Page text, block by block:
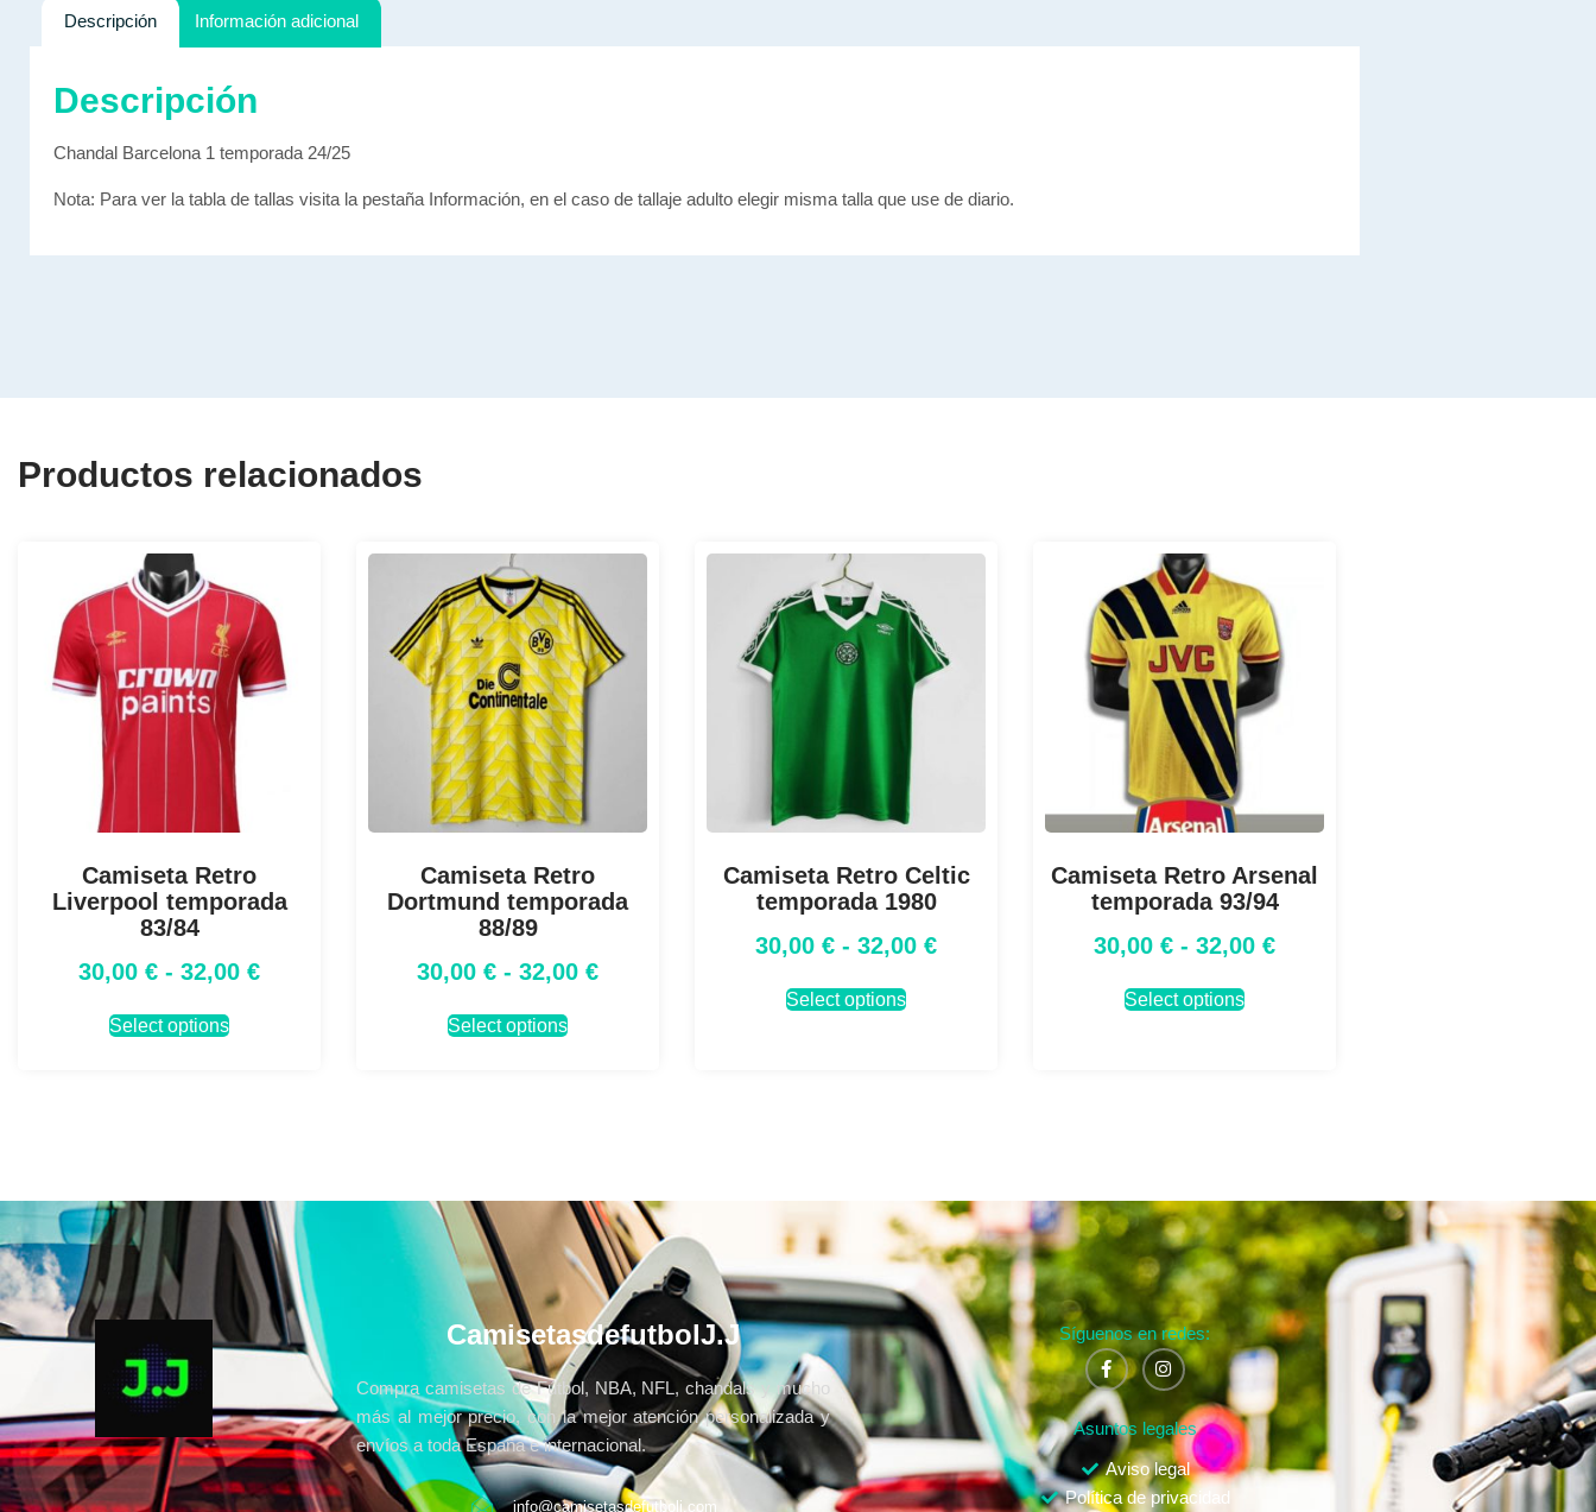
Descripción Información adicional
Descripción
Chandal Barcelona 1 temporada 24/25
Nota: Para ver la tabla de tallas visita la pestaña Información, en el caso de tallaje adulto elegir misma talla que use de diario.
Productos relacionados
Camiseta Retro
Liverpool temporada
83/84
30,00 € - 32,00 €
Select options
Camiseta Retro
Dortmund temporada
88/89
30,00 € - 32,00 €
Select options
Camiseta Retro Celtic
temporada 1980
30,00 € - 32,00 €
Select options
Camiseta Retro Arsenal
temporada 93/94
30,00 € - 32,00 €
Select options
CamisetasdefutbolJ.J
Compra camisetas de Fútbol, NBA, NFL, chandals y mucho
más al mejor precio, con la mejor atención personalizada y
envíos a toda España e internacional.
info@camisetasdefutbolj.com
Síguenos en redes:
Asuntos legales
Aviso legal
Política de privacidad